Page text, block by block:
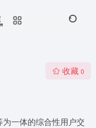
收藏 0
一体的综合性用户交